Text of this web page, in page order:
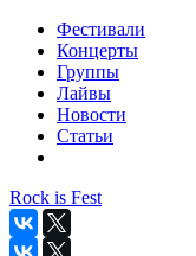
Фестивали
Концерты
Группы
Лайвы
Новости
Статьи
Rock is Fest